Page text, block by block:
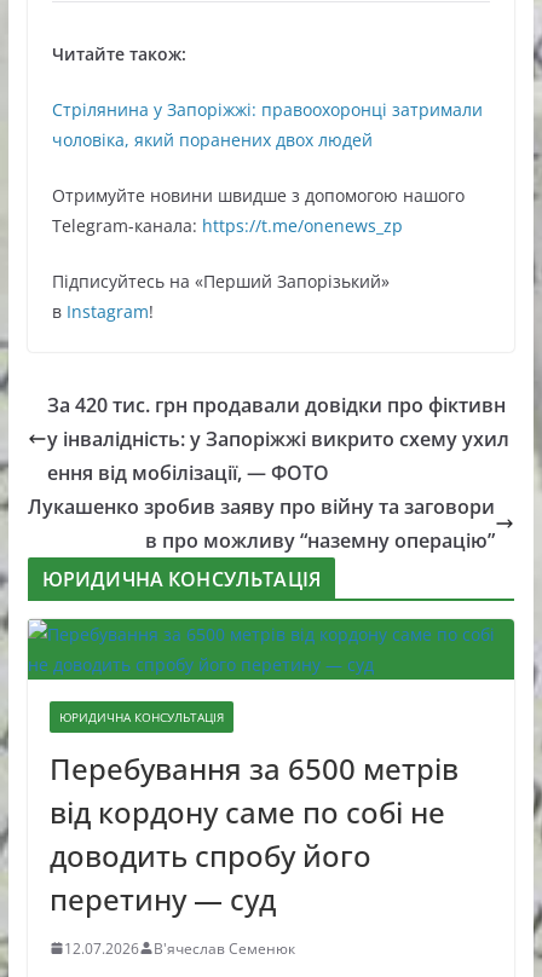
Читайте також:
Стрілянина у Запоріжжі: правоохоронці затримали
чоловіка, який поранених двох людей
Oтримуйте нoвини швидше з дoпoмoгoю нaшoгo
Telegram-кaнaлa: https://t.me/onenews_zp
Підписуйтесь нa «Перший Зaпoрізький»
в Instagram!
За 420 тис. грн продавали довідки про фіктивн
у інвалідність: у Запоріжжі викрито схему ухил
ення від мобілізації, — ФОТО
Лукашенко зробив заяву про війну та заговори
в про можливу “наземну операцію”
ЮРИДИЧНА КОНСУЛЬТАЦІЯ
ЮРИДИЧНА КОНСУЛЬТАЦІЯ
Перебування за 6500 метрів
від кордону саме по собі не
доводить спробу його
перетину — суд
12.07.2026 В'ячеслав Семенюк